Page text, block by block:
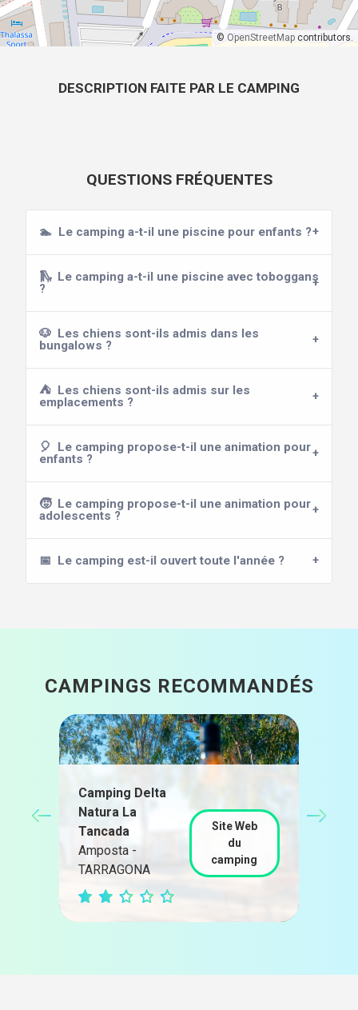
© OpenStreetMap contributors.
DESCRIPTION FAITE PAR LE CAMPING
QUESTIONS FRÉQUENTES
🏊 Le camping a-t-il une piscine pour enfants ?
🛝 Le camping a-t-il une piscine avec toboggans
?
🐶 Les chiens sont-ils admis dans les
bungalows ?
⛺ Les chiens sont-ils admis sur les
emplacements ?
🎈
Le camping propose-t-il une animation pour
enfants ?
🧒 Le camping propose-t-il une animation pour
adolescents ?
📅 Le camping est-il ouvert toute l'année ?
CAMPINGS RECOMMANDÉS
Camping Delta
Natura La
Tancada
Amposta -
TARRAGONA
Site Web
du
camping